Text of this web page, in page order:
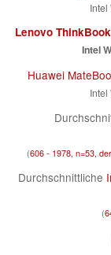
Intel
Lenovo
Intel
Huawei
Intel
(606 - 1978, n=53,
Durchschnittliche
(